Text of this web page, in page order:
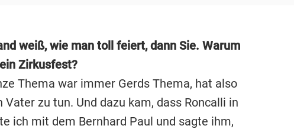
weiß, wie man toll feiert, dann Sie. Warum
Zirkusfest?
Thema war immer Gerds Thema, hat also
zu tun. Und dazu kam, dass Roncalli in
ich mit dem Bernhard Paul und sagte ihm,